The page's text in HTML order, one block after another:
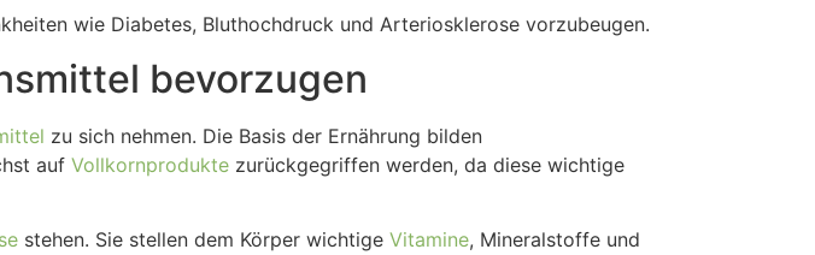
wie Diabetes, Bluthochdruck und Arteriosklerose vorzubeugen.
bevorzugen
zu sich nehmen. Die Basis der Ernährung bilden
auf Vollkornprodukte zurückgegriffen werden, da diese wichtige
stehen. Sie stellen dem Körper wichtige Vitamine, Mineralstoffe und